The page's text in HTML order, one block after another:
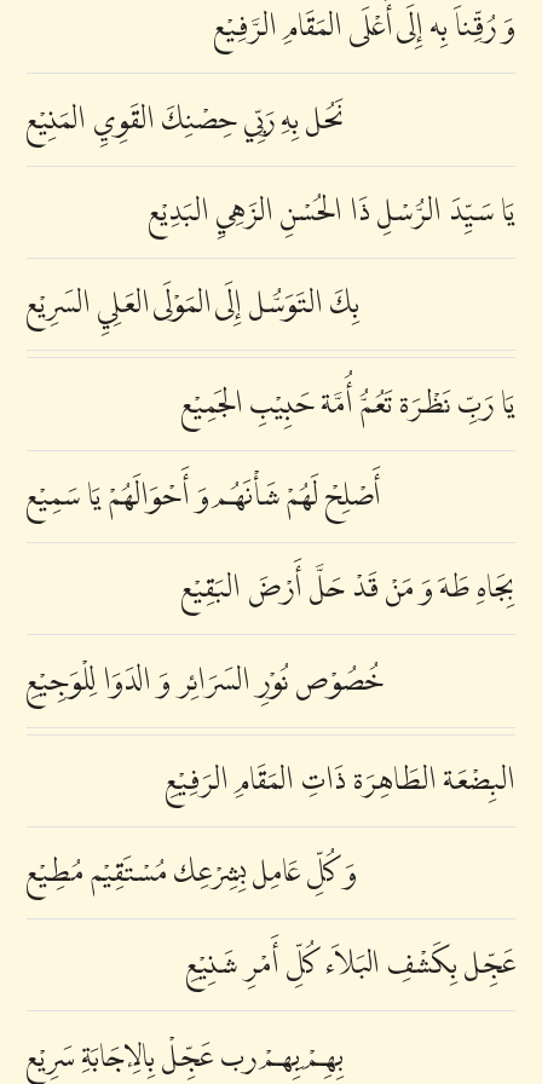
وَ رُقِّناَ بِه إِلَى أَعْلَى المَقَامِ الرَّفِيْع
نَحُل بِهِ رَبِّي حِصْنِكَ القَوِيِ المَنِيْع
يَا سَيِّدَ الرُّسْلِ ذَا الحُسْنِ الزَهِيِ البَدِيْع
بِكَ التَوَسُّل إِلَى المَوْلَى العَلِيِ السَرِيْع
يَا رَبِّ نَظْرَة تَعُمُّ أُمَّة حَبِيْبِ الجَمِيْع
أَصْلِحْ لَهُمْ شَأْنَهُم وَ أَحْوَالَهُمْ يَا سَمِيْع
بِجَاهِ طَهَ وَ مَنْ قَدْ حَلَّ أَرْضَ البَقِيْع
خُصُوْص نُوْرِ السَرَائِر وَ الدَوَا لِلْوَجِيْعِ
البِضْعَة الطَاهِرَة ذَاتِ المَقَامِ الرَفِيْعِ
وَ كُلِّ عَامِل بِشِرْعِك مُسْتَقِيْم مُطِيْع
عَجِّل بِكَشْفِ البَلاَء كُلِّ أَمْرِ شَنِيْعِ
بِهِمْ ِبِهمْ رب عَجِّلْ بِالِإجَابَةِ سَرِيْع